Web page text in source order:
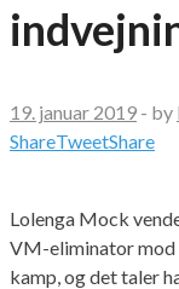
19. januar 2019 - by
ShareTweetShare
Lolenga Mock
VM-eliminator mod
kamp, og det taler